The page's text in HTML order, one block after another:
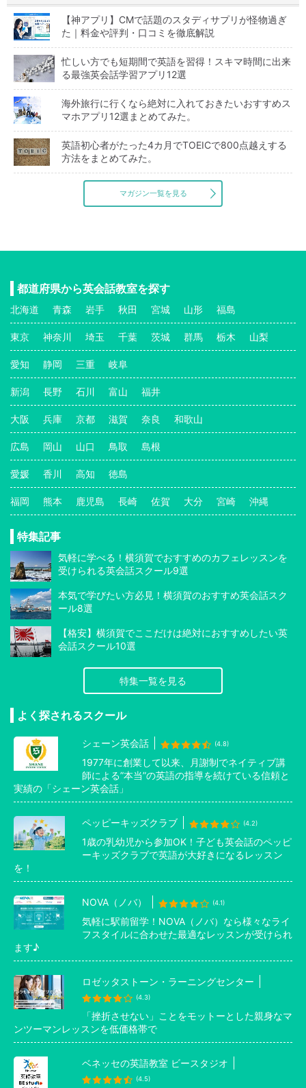
【神アプリ】CMで話題のスタディサプリが怪物過ぎ
た｜料金や評判・口コミを徹底解説
忙しい方でも短期間で英語を習得！スキマ時間に出来
る最強英会話学習アプリ12選
海外旅行に行くなら絶対に入れておきたいおすすめス
マホアプリ12選まとめてみた。
英語初心者がたった4カ月でTOEICで800点越えする
方法をまとめてみた。
マガジン一覧を見る
都道府県から英会話教室を探す
北海道 青森 岩手 秋田 宮城 山形 福島
東京 神奈川 埼玉 千葉 茨城 群馬 栃木 山梨
愛知 静岡 三重 岐阜
新潟 長野 石川 富山 福井
大阪 兵庫 京都 滋賀 奈良 和歌山
広島 岡山 山口 鳥取 島根
愛媛 香川 高知 徳島
福岡 熊本 鹿児島 長崎 佐賀 大分 宮崎 沖縄
特集記事
気軽に学べる！横須賀でおすすめのカフェレッスンを
受けられる英会話スクール9選
本気で学びたい方必見！横須賀のおすすめ英会話スク
ール8選
【格安】横須賀でここだけは絶対におすすめしたい英
会話スクール10選
特集一覧を見る
よく探されるスクール
シェーン英会話 (4.8)
1977年に創業して以来、月謝制でネイティブ講
師による”本当”の英語の指導を続けている信頼と
実績の「シェーン英会話」
ペッピーキッズクラブ (4.2)
1歳の乳幼児から参加OK！子ども英会話のペッピ
ーキッズクラブで英語が大好きになるレッスン
を！
NOVA（ノバ） (4.1)
気軽に駅前留学！NOVA（ノバ）なら様々なライ
フスタイルに合わせた最適なレッスンが受けられ
ます♪
ロゼッタストーン・ラーニングセンター
(4.3)
「挫折させない」ことをモットーとした親身なマ
ンツーマンレッスンを低価格帯で
ベネッセの英語教室 ビースタジオ
(4.5)